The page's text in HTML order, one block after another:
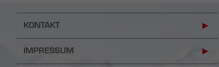
KONTAKT
IMPRESSUM